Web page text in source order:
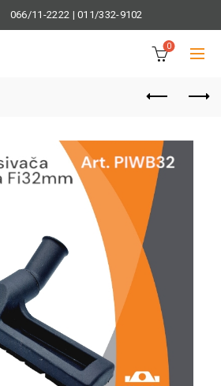
066/11-2222 |011/332-9102
0